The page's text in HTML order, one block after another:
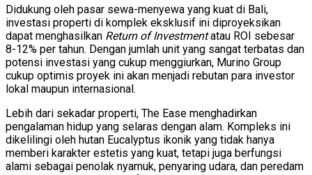
Didukung oleh pasar sewa-menyewa yang kuat di Bali,
investasi properti di komplek eksklusif ini diproyeksikan
dapat menghasilkan Return of Investmentatau ROI sebesar
8-12% per tahun. Dengan jumlah unit yang sangat terbatas dan
potensi investasi yang cukup menggiurkan, Murino Group
cukup optimis proyek ini akan menjadi rebutan para investor
lokal maupun internasional.
Lebih dari sekadar properti, The Ease menghadirkan
pengalaman hidup yang selaras dengan alam. Kompleks ini
dikelilingi oleh hutan Eucalyptus ikonik yang tidak hanya
memberi karakter estetis yang kuat, tetapi juga berfungsi
alami sebagai penolak nyamuk, penyaring udara, dan peredam